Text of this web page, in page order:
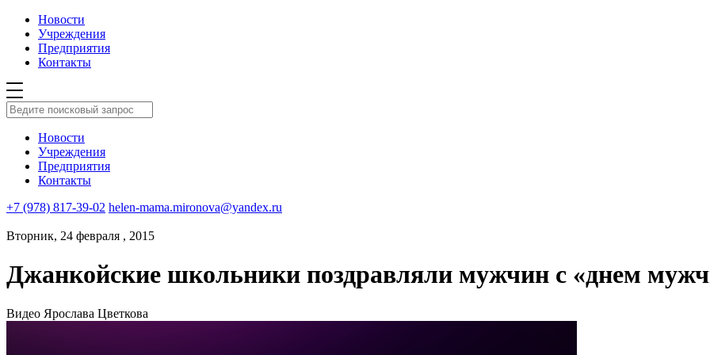
Новости
Учреждения
Предприятия
Контакты
Новости
Учреждения
Предприятия
Контакты
+7 (978) 817-39-02 helen-mama.mironova@yandex.ru
Вторник, 24 февраля , 2015
Джанкойские школьники поздравляли мужчин с «днем
Видео Ярослава Цветкова